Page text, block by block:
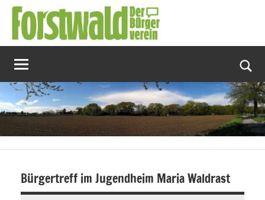
Zum
Inhalt
springen
Bürgertreff im Jugendheim Maria Waldrast